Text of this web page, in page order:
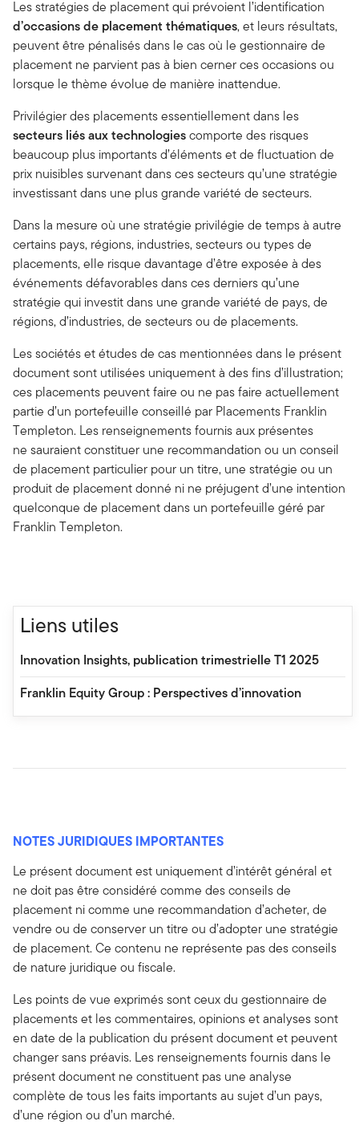
Les stratégies de placement qui prévoient l’identification
d’occasions de placement thématiques, et leurs résultats,
peuvent être pénalisés dans le cas où le gestionnaire de
placement ne parvient pas à bien cerner ces occasions ou
lorsque le thème évolue de manière inattendue.
Privilégier des placements essentiellement dans les
secteurs liés aux technologiescomporte des risques
beaucoup plus importants d’éléments et de fluctuation de
prix nuisibles survenant dans ces secteurs qu’une stratégie
investissant dans une plus grande variété de secteurs.
Dans la mesure où une stratégie privilégie de temps à autre
certains pays, régions, industries, secteurs ou types de
placements, elle risque davantage d’être exposée à des
événements défavorables dans ces derniers qu’une
stratégie qui investit dans une grande variété de pays, de
régions, d’industries, de secteurs ou de placements.
Les sociétés et études de cas mentionnées dans le présent
document sont utilisées uniquement à des fins d’illustration;
ces placements peuvent faire ou ne pas faire actuellement
partie d’un portefeuille conseillé par Placements Franklin
Templeton. Les renseignements fournis aux présentes
ne sauraient constituer une recommandation ou un conseil
de placement particulier pour un titre, une stratégie ou un
produit de placement donné ni ne préjugent d’une intention
quelconque de placement dans un portefeuille géré par
Franklin Templeton.
Liens utiles
Innovation Insights, publication trimestrielle T1 2025
Franklin Equity Group : Perspectives d’innovation
NOTES JURIDIQUES IMPORTANTES
Le présent document est uniquement d’intérêt général et
ne doit pas être considéré comme des conseils de
placement ni comme une recommandation d’acheter, de
vendre ou de conserver un titre ou d’adopter une stratégie
de placement. Ce contenu ne représente pas des conseils
de nature juridique ou fiscale.
Les points de vue exprimés sont ceux du gestionnaire de
placements et les commentaires, opinions et analyses sont
en date de la publication du présent document et peuvent
changer sans préavis. Les renseignements fournis dans le
présent document ne constituent pas une analyse
complète de tous les faits importants au sujet d’un pays,
d’une région ou d’un marché.